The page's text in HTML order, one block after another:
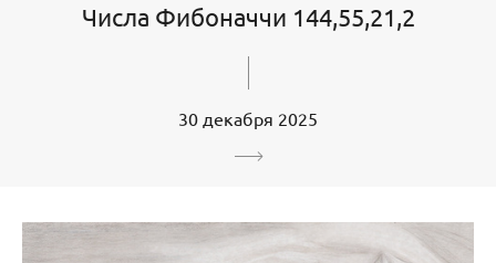
Числа Фибоначчи 144,55,21,2
30 декабря 2025